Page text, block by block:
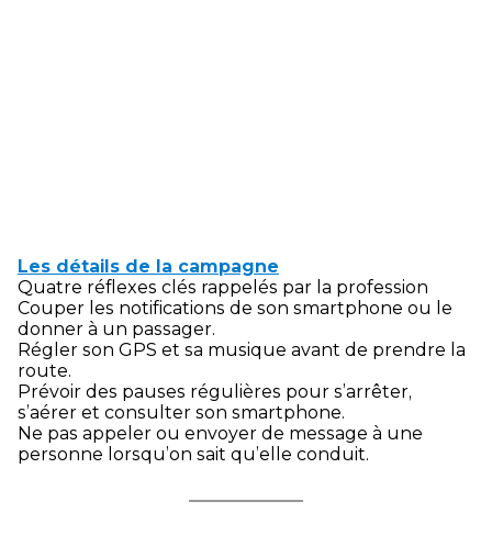
Les détails de la campagne
Quatre réflexes clés rappelés par la profession
Couper les notifications de son smartphone ou le
donner à un passager.
Régler son GPS et sa musique avant de prendre la
route.
Prévoir des pauses régulières pour s’arrêter,
s’aérer et consulter son smartphone.
Ne pas appeler ou envoyer de message à une
personne lorsqu’on sait qu’elle conduit.